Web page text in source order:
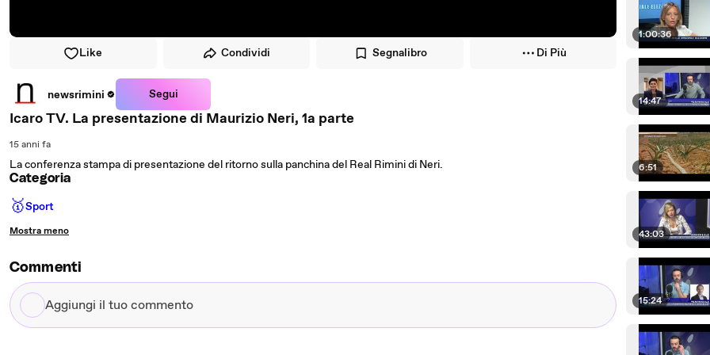
Like Condividi Segnalibro Di Più
newsrimini Segui
Icaro TV. La presentazione di Maurizio Neri, 1a parte
15 anni fa
La conferenza stampa di presentazione del ritorno sulla panchina del Real Rimini di Neri.
Categoria
🥇Sport
Mostra meno
Commenti
Aggiungi
il
1:00:36
14:47
6:51
43:03
15:24